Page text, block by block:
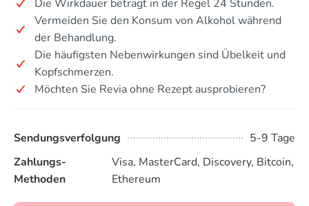
Die Wirkdauer beträgt in der Regel 24 Stunden.
Vermeiden Sie den Konsum von Alkohol während
der Behandlung.
Die häufigsten Nebenwirkungen sind Übelkeit und
Kopfschmerzen.
Möchten Sie Revia ohne Rezept ausprobieren?
Sendungsverfolgung
5-9 Tage
Zahlungs-
Methoden
Visa, MasterCard, Discovery, Bitcoin,
Ethereum